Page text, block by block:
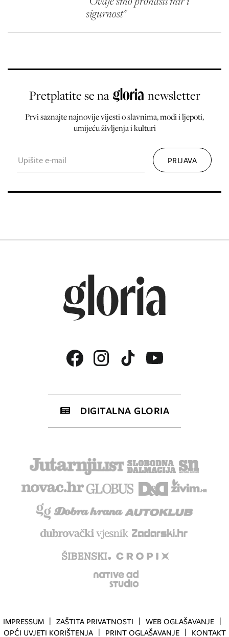
sigurnost"
Pretplatite se na newsletter
Prvi saznajte najnovije vijesti o slavnima, modi i ljepoti,
umijeću življenja i kulturi
DIGITALNA GLORIA
IMPRESSUM ZAŠTITA PRIVATNOSTI
WEB OGLAŠAVANJE
OPĆI UVJETI KORIŠTENJA
PRINT OGLAŠAVANJE KONTAKT